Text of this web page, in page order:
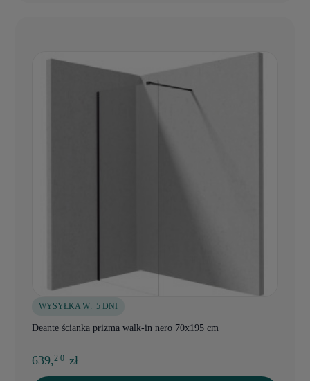
WYSYŁKA W: 5 DNI
Deante ścianka prizma walk-in nero 70x195 cm
639,2 0 zł